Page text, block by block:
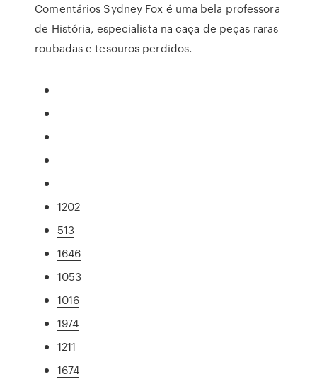
Comentários Sydney Fox é uma bela professora
de História, especialista na caça de peças raras
roubadas e tesouros perdidos.
1202
513
1646
1053
1016
1974
1211
1674